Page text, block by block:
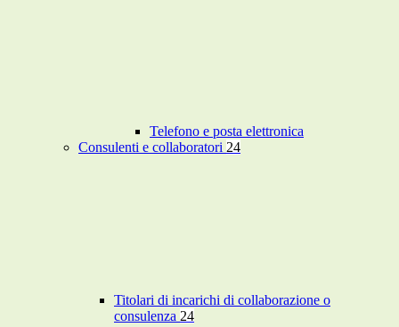
Telefono e posta elettronica
Consulenti e collaboratori 24
Titolari di incarichi di collaborazione o
consulenza 24